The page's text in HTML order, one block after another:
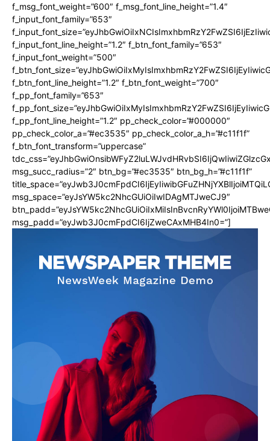
f_msg_font_weight=”600″ f_msg_font_line_height=”1.4″
f_input_font_family=”653″
f_input_font_line_height=”1.2″ f_btn_font_family=”653″
f_input_font_weight=”500″
f_btn_font_line_height=”1.2″ f_btn_font_weight=”700″
f_pp_font_family=”653″
f_pp_font_line_height=”1.2″ pp_check_color=”#000000″
pp_check_color_a=”#ec3535″ pp_check_color_a_h=”#c11f1f”
f_btn_font_transform=”uppercase”
msg_succ_radius=”2″ btn_bg=”#ec3535″ btn_bg_h=”#c11f1f”
msg_space=”eyJsYW5kc2NhcGUiOiIwIDAgMTJweCJ9″
msg_padd=”eyJwb3J0cmFpdCI6IjZweCAxMHB4In0=”]